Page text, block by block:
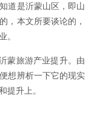
道是沂蒙山区，即山
，本文所要谈论的，
。
蒙旅游产业提升。由
想辨析一下它的现实
提升上。